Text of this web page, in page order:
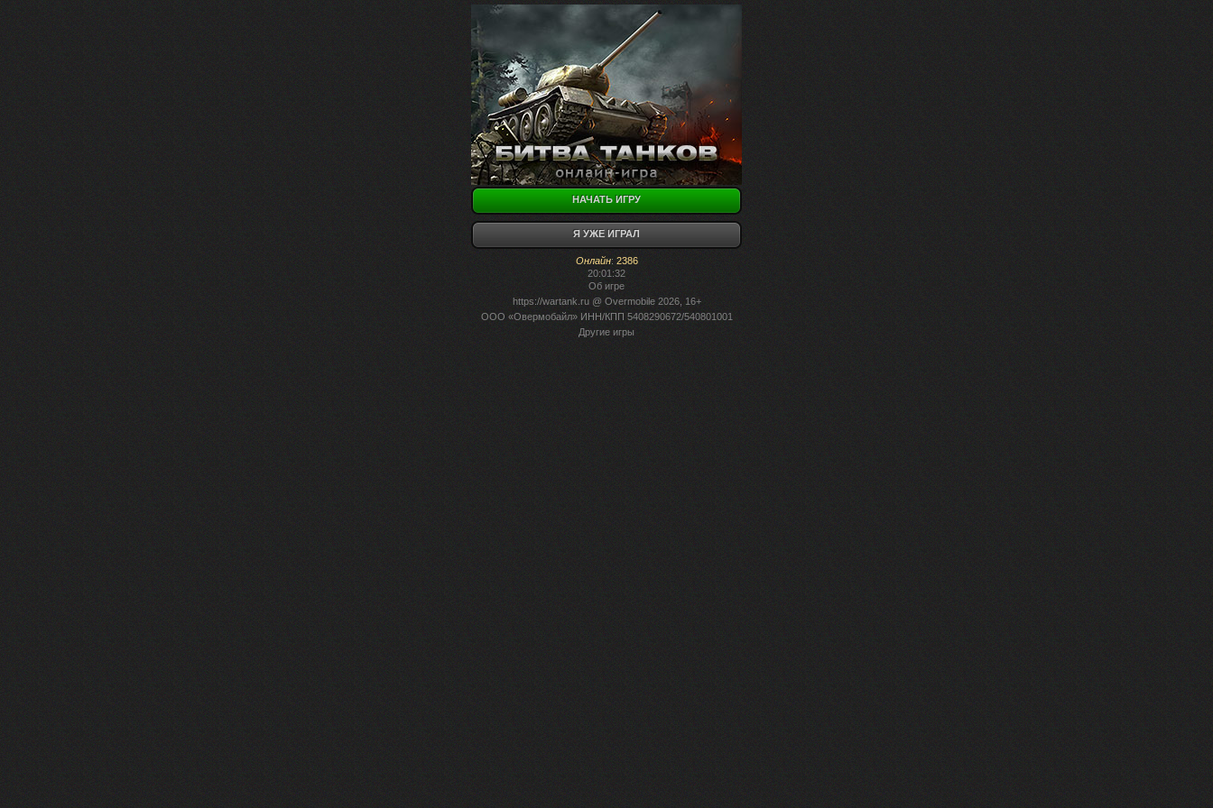
НАЧАТЬ ИГРУ
Я УЖЕ ИГРАЛ
Онлайн: 2386
20:01:32
Об игре
https://wartank.ru@ Overmobile 2026, 16+
ООО «Овермобайл» ИНН/КПП 5408290672/540801001
Другие игры